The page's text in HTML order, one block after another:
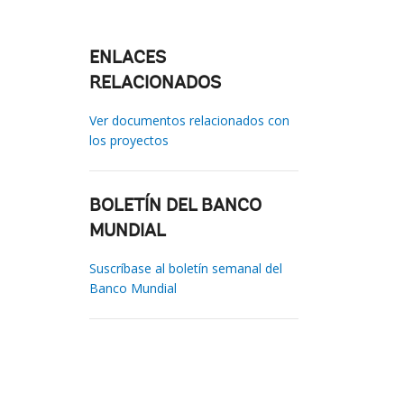
ENLACES
RELACIONADOS
Ver documentos relacionados con
los proyectos
BOLETÍN DEL BANCO
MUNDIAL
Suscríbase al boletín semanal del
Banco Mundial